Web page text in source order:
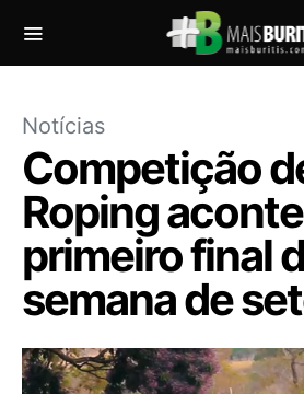
Notícias
Competição
Roping
primeiro final
semana de